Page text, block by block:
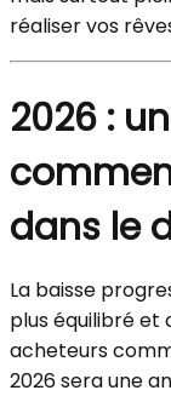
réaliser vos
2026 :
dans le
La baisse
plus équilibré et
acheteurs
2026 sera une